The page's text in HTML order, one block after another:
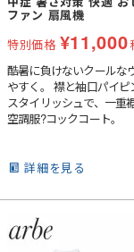
ファン 扇風機
特別価格 ¥11,000
酷暑に負けないクールな
やすく。 襟と袖口パイ
スタイリッシュで、一重
空調服?コックコート。
詳細を見る